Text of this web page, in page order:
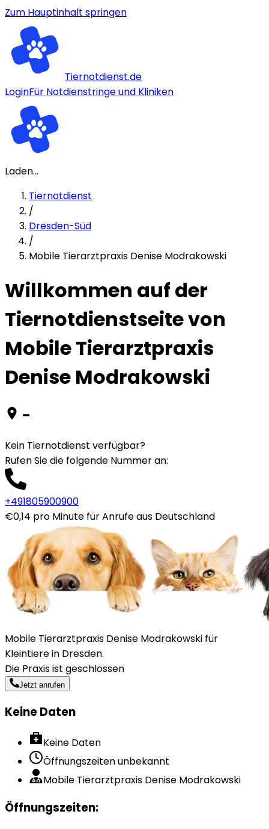
Zum Hauptinhalt springen
Tiernotdienst.de
LoginFür Notdienstringe und Kliniken
Laden...
Tiernotdienst
/
Dresden-Süd
/
Mobile Tierarztpraxis Denise Modrakowski
Willkommen auf der
Tiernotdienstseite von
Mobile Tierarztpraxis
Denise Modrakowski
-
Kein Tiernotdienst verfügbar?
Rufen Sie die folgende Nummer an:
+491805900900
€0,14 pro Minute für Anrufe aus Deutschland
Mobile Tierarztpraxis Denise Modrakowski für
Kleintiere in Dresden.
Die Praxis ist geschlossen
Jetzt anrufen
Keine Daten
Keine Daten
Öffnungszeiten unbekannt
Mobile Tierarztpraxis Denise Modrakowski
Öffnungszeiten: